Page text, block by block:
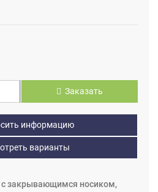
Заказать
информацию
варианты
с закрывающимся носиком,